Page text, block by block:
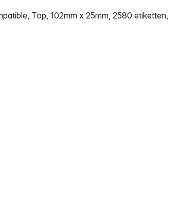
Top, 102mm x 25mm, 2580 etiketten,